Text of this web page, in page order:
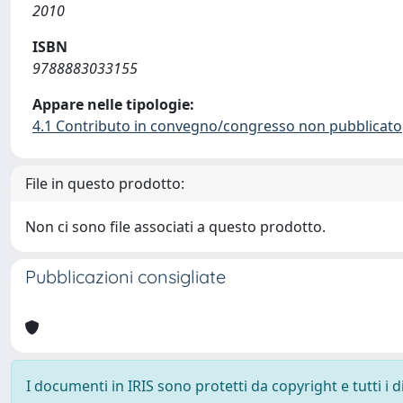
2010
ISBN
9788883033155
Appare nelle tipologie:
4.1 Contributo in convegno/congresso non pubblicato
File in questo prodotto:
Non ci sono file associati a questo prodotto.
Pubblicazioni consigliate
I documenti in IRIS sono protetti da copyright e tutti i